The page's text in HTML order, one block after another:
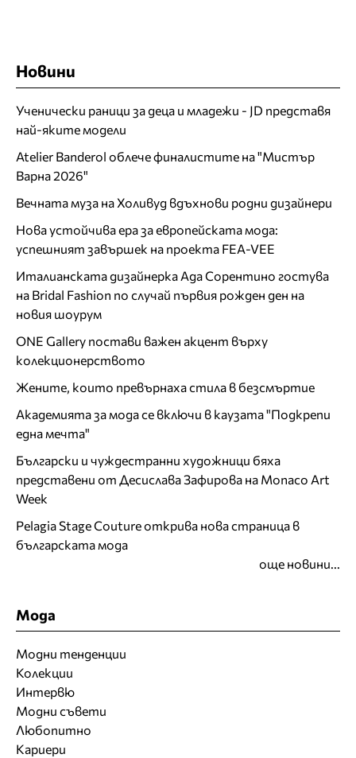
Новини
Ученически раници за деца и младежи - JD представя
най-яките модели
Atelier Banderol облече финалистите на "Мистър
Варна 2026"
Вечната муза на Холивуд вдъхнови родни дизайнери
Нова устойчива ера за европейската мода:
успешният завършек на проекта FEA-VEE
Италианската дизайнерка Ада Сорентино гостува
на Bridal Fashion по случай първия рожден ден на
новия шоурум
ONE Gallery постави важен акцент върху
колекционерството
Жените, които превърнаха стила в безсмъртие
Академията за мода се включи в каузата "Подкрепи
една мечта"
Български и чуждестранни художници бяха
представени от Десислава Зафирова на Monaco Art
Week
Pelagia Stage Couture открива нова страница в
българската мода
още новини...
Мода
Модни тенденции
Колекции
Интервю
Модни съвети
Любопитно
Кариери